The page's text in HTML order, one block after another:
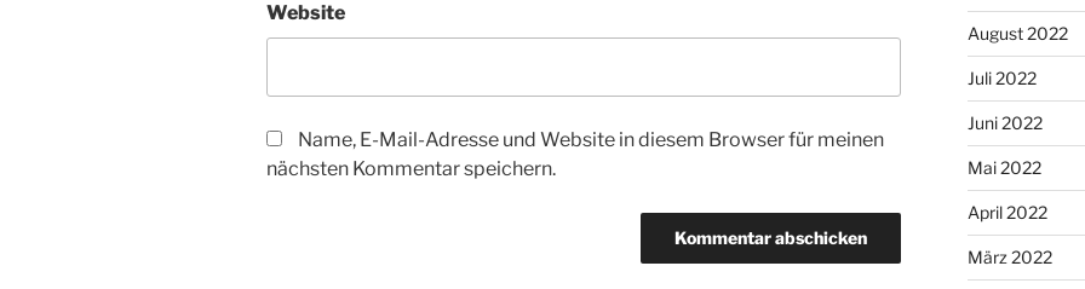
Website
Name, E-Mail-Adresse und Website in diesem Browser für meinen
nächsten Kommentar speichern.
August 2022
Juli 2022
Juni 2022
Mai 2022
April 2022
März 2022